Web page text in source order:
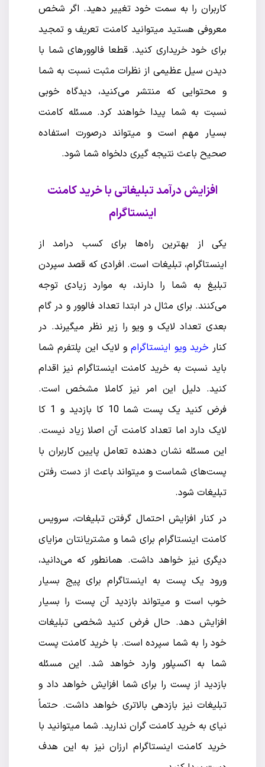
کاربران را به سمت خود تغییر دهید. اگر شخص
معروفی هستید میتوانید کامنت تعریف و تمجید
برای خود خریداری کنید. قطعا فالوورهای شما با
دیدن سیل عظیمی از نظرات مثبت نسبت به شما
و محتوایی که منتشر می‌کنید، دیدگاه خوبی
نسبت به شما پیدا خواهند کرد. مسئله کامنت
بسیار مهم است و میتواند درصورت استفاده
صحیح باعث نتیجه گیری دلخواه شما شود.
افزایش درآمد تبلیغاتی با خرید کامنت
اینستاگرام
یکی از بهترین راه‌ها برای کسب درامد از
اینستاگرام، تبلیغات است. افرادی که قصد سپردن
تبلیغ به شما را دارند، به موارد زیادی توجه
می‌کنند. برای مثال در ابتدا تعداد فالوور و در گام
بعدی تعداد لایک و ویو را زیر نظر میگیرند. در
کنار خرید ویو اینستاگرامو لایک این پلتفرم شما
باید نسبت به خرید کامنت اینستاگرام نیز اقدام
کنید. دلیل این امر نیز کاملا مشخص است.
فرض کنید یک پست شما 10 کا بازدید و 1 کا
لایک دارد اما تعداد کامنت آن اصلا زیاد نیست.
این مسئله نشان دهنده تعامل پایین کاربران با
پست‌های شماست و میتواند باعث از دست رفتن
تبلیغات شود.
در کنار افزایش احتمال گرفتن تبلیغات، سرویس
کامنت اینستاگرام برای شما و مشتریانتان مزایای
دیگری نیز خواهد داشت. همانطور که می‌دانید،
ورود یک پست به اینستاگرام برای پیج بسیار
خوب است و میتواند بازدید آن پست را بسیار
افزایش دهد. حال فرض کنید شخصی تبلیغات
خود را به شما سپرده است. با خرید کامنت پست
شما به اکسپلور وارد خواهد شد. این مسئله
بازدید از پست را برای شما افزایش خواهد داد و
تبلیغات نیز بازدهی بالاتری خواهد داشت. حتماً
نیای به خرید کامنت گران ندارید. شما میتوانید با
خرید کامنت اینستاگرام ارزان نیز به این هدف